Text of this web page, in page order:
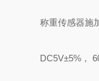
称重传感器施
DC5V±5%，